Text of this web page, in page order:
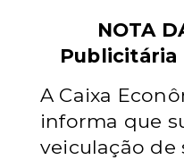
NOTA
Publicitária
A Caixa
informa que
veiculação de